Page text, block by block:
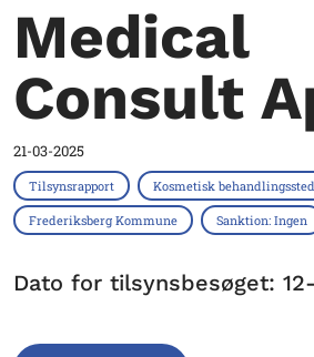
Medical
Consult
21-03-2025
Tilsynsrapport Kosmetisk behandlingssted
Frederiksberg Kommune Sanktion: Ingen
Dato for tilsynsbesøget: